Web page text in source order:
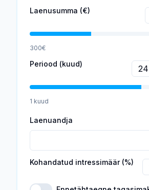
Laenusumma (€)
300€
Periood (kuud)
1 kuud
Laenuandja
Kohandatud intressimäär (%)